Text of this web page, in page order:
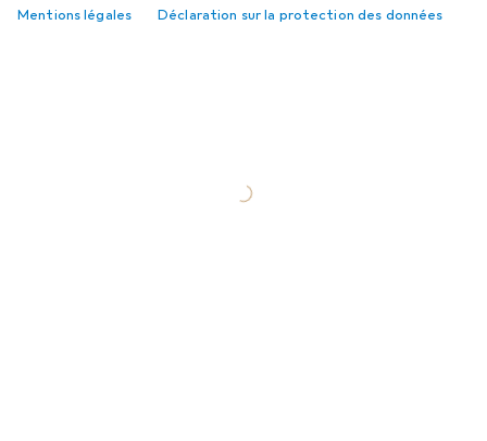
Mentions légales Déclaration sur la protection des données